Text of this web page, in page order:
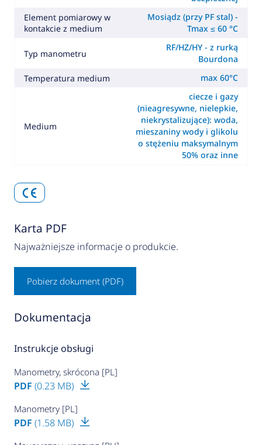
Element pomiarowy w
kontakcie z medium
Mosiądz (przy PF stal) -
Tmax ≤ 60 °C
Typ manometru
RF/HZ/HY - z rurką
Bourdona
Temperatura medium
max 60°C
Medium
ciecze i gazy
(nieagresywne, nielepkie,
niekrystalizujące): woda,
mieszaniny wody i glikolu
o stężeniu maksymalnym
50% oraz inne
Karta PDF
Najważniejsze informacje o produkcie.
Pobierz dokument (PDF)
Dokumentacja
Instrukcje obsługi
Manometry, skrócona [PL]
PDF (0.23 MB)
Manometry [PL]
PDF (1.58 MB)